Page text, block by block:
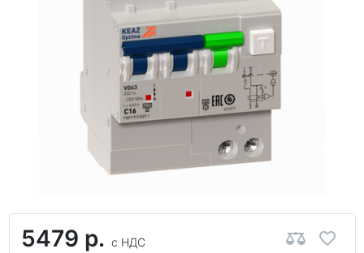
5479 р. с НДС